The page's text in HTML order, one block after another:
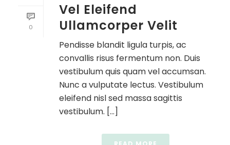
0
Vel Eleifend
Ullamcorper Velit
Pendisse blandit ligula turpis, ac
convallis risus fermentum non. Duis
vestibulum quis quam vel accumsan.
Nunc a vulputate lectus. Vestibulum
eleifend nisl sed massa sagittis
vestibulum. [...]